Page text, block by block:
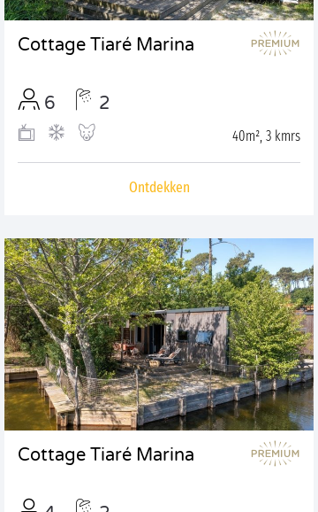
Cottage Tiaré Marina
6 2
40m², 3 kmrs
Ontdekken
Cottage Tiaré Marina